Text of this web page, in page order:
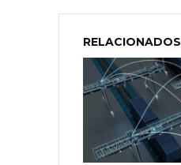
RELACIONADOS